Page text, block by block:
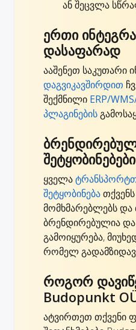
ან შეცვლა
ერთი
დასაფარად
ააშენეთ საკუთარი
დაგვიკავშირდით
შექმნილი ERP/
პლაგინების
შეტყობინებები
ყველა
შეტყობინება
მომხმარებლებს
ბრენდირებულია
გამოიყურება,
რომელ
როგორ
Budopunkt
ატვირთეთ თქვენი